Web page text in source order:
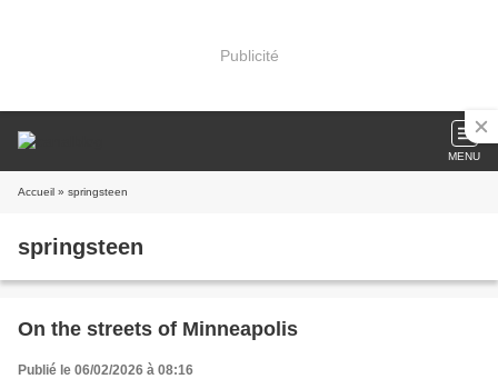
Publicité
MENU
Accueil » springsteen
springsteen
On the streets of Minneapolis
Publié le 06/02/2026 à 08:16